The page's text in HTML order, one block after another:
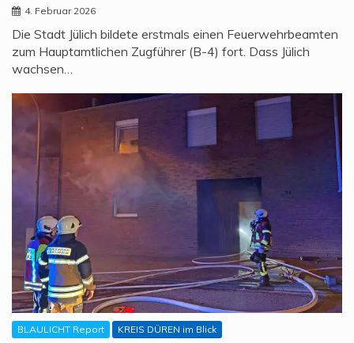
4. Februar 2026
Die Stadt Jülich bildete erstmals einen Feuerwehrbeamten
zum Hauptamtlichen Zugführer (B-4) fort. Dass Jülich
wachsen…
BLAULICHT Report KREIS DÜREN im Blick